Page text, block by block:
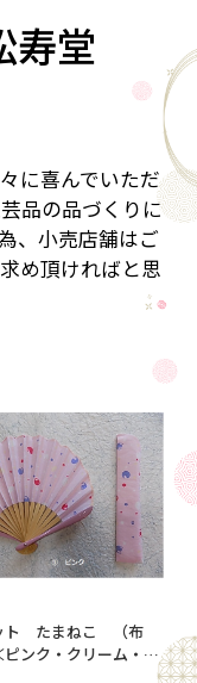
寿堂
に喜んでいただ
品の品づくりに
、小売店舗はご
め頂ければと思
ト たまねこ （布
ンク・クリーム・水